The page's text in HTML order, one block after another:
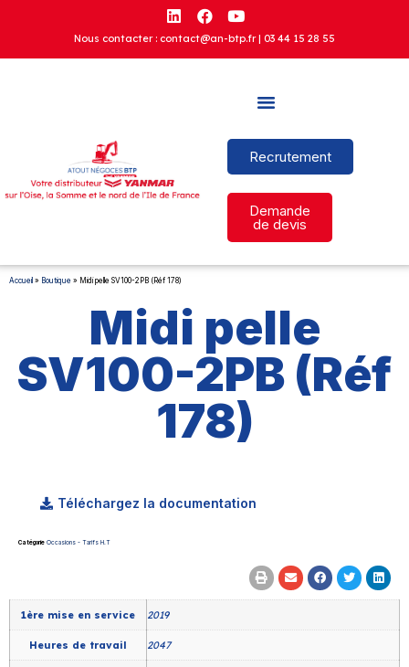
Nous contacter : contact@an-btp.fr | 03 44 15 28 55
Recrutement
Demande
de devis
Accueil » Boutique » Midi pelle SV100-2PB (Réf 178)
Midi pelle
SV100-2PB (Réf
178)
Téléchargez la documentation
Catégorie Occasions - Tarifs H.T
1ère mise en service 2019
Heures de travail 2047